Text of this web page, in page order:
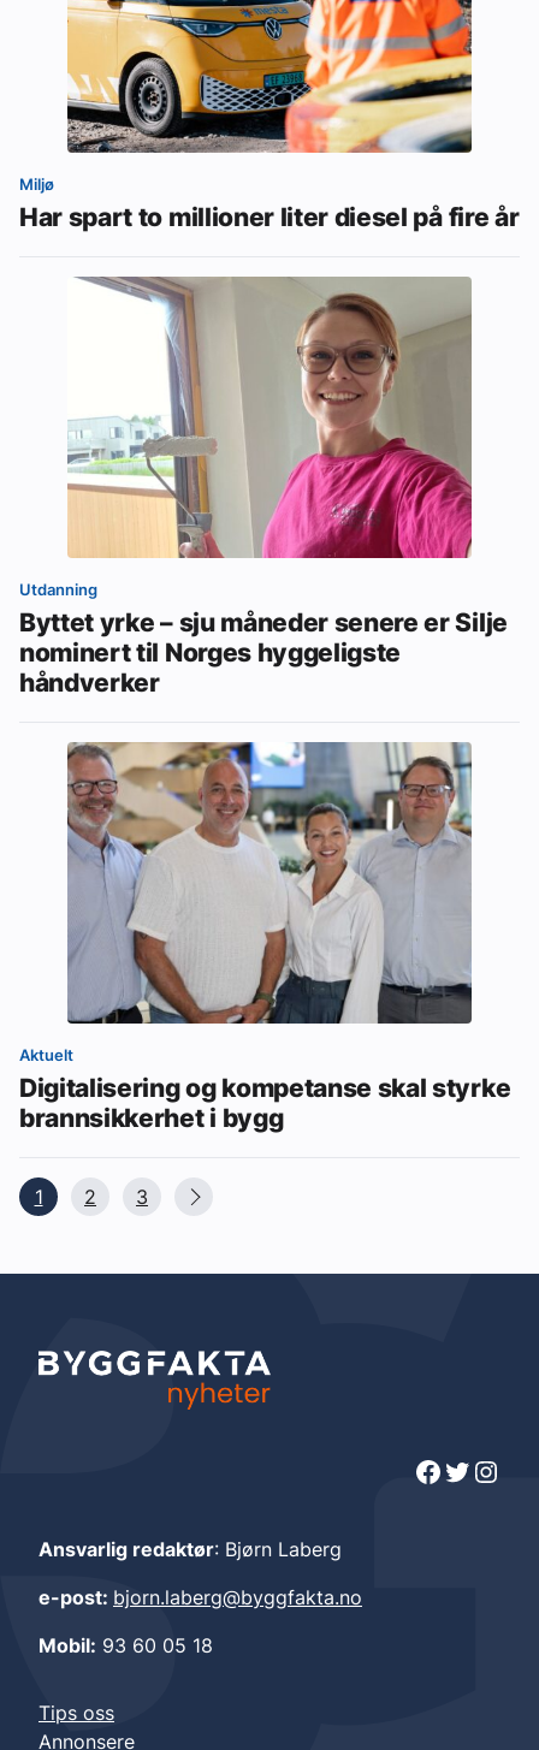
Miljø
Har spart to millioner liter diesel på fire år
Utdanning
Byttet yrke – sju måneder senere er Silje
nominert til Norges hyggeligste
håndverker
Aktuelt
Digitalisering og kompetanse skal styrke
brannsikkerhet i bygg
1 2 3
Facebook Twitter Instagram
Ansvarlig redaktør: Bjørn Laberg
e-post: bjorn.laberg@byggfakta.no
Mobil: 93 60 05 18
Tips oss
Annonsere